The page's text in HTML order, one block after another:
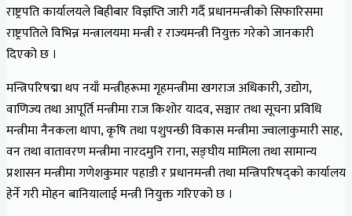
राष्ट्रपति कार्यालयले बिहीबार विज्ञप्ति जारी गर्दै प्रधानमन्त्रीको सिफारिसमा
राष्ट्रपतिले विभिन्न मन्त्रालयमा मन्त्री र राज्यमन्त्री नियुक्त गरेको जानकारी
दिएको छ ।
मन्त्रिपरिषद्मा थप नयाँ मन्त्रीहरूमा गृहमन्त्रीमा खगराज अधिकारी, उद्योग,
वाणिज्य तथा आपूर्ति मन्त्रीमा राज किशोर यादव, सञ्चार तथा सूचना प्रविधि
मन्त्रीमा नैनकला थापा, कृषि तथा पशुपन्छी विकास मन्त्रीमा ज्वालाकुमारी साह,
वन तथा वातावरण मन्त्रीमा नारदमुनि राना, सङ्घीय मामिला तथा सामान्य
प्रशासन मन्त्रीमा गणेशकुमार पहाडी र प्रधानमन्त्री तथा मन्त्रिपरिषद्को कार्यालय
हेर्ने गरी मोहन बानियालाई मन्त्री नियुक्त गरिएको छ ।